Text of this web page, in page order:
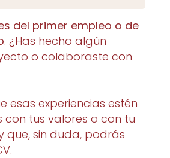
del primer empleo o de
. ¿Has hecho algún
o colaboraste con
esas experiencias estén
tus valores o con tu
que, sin duda, podrás